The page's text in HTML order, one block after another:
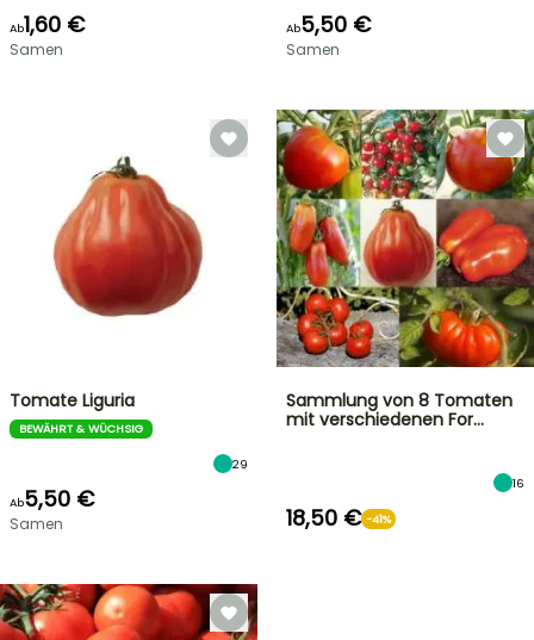
Ab1,60 €
Samen
Ab5,50 €
Samen
Tomate Liguria
BEWÄHRT & WÜCHSIG
29
Ab5,50 €
Samen
Sammlung von 8 Tomaten
mit verschiedenen For…
16
18,50 € -41%